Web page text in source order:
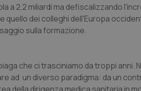
a 2,2 miliardi ma defiscalizzando
quello dei colleghi dell'Europa
sulla formazione.
che ci trasciniamo da troppi anni.
ad un diverso paradigma: da un
a rendere fruibile il sito web abilitandone
del sito. Il sito web non è in grado di funzionare